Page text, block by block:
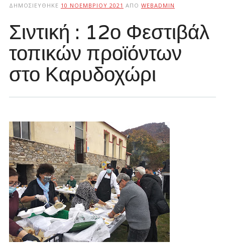
ΔΗΜΟΣΙΕΎΘΗΚΕ 10 ΝΟΕΜΒΡΊΟΥ 2021 ΑΠΌ WEBADMIN
Σιντική : 12ο Φεστιβάλ
τοπικών προϊόντων
στο Καρυδοχώρι